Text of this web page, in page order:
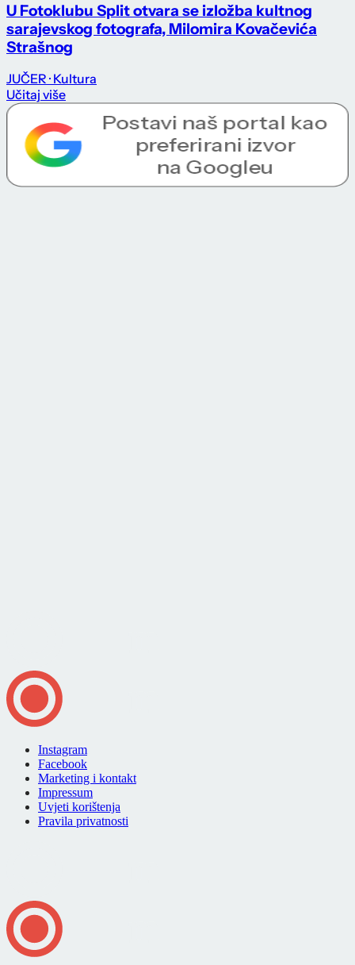
U Fotoklubu Split otvara se izložba kultnog
sarajevskog fotografa, Milomira Kovačevića
Strašnog
JUČER · Kultura
Učitaj više
Instagram
Facebook
Marketing i kontakt
Impressum
Uvjeti korištenja
Pravila privatnosti